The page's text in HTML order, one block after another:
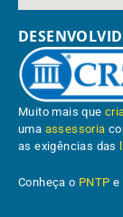
Muito mais que
uma assessoria
as exigências das
Conheça o PNTP e